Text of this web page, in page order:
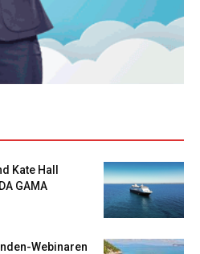
Kate Hall
GAMA
Webinaren